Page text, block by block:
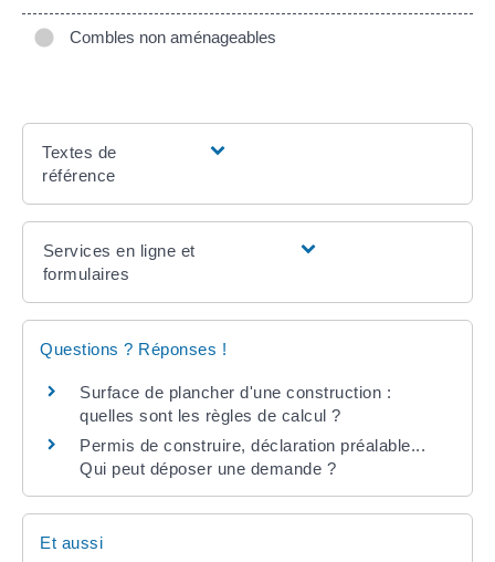
Combles non aménageables
Textes de
référence
Services en ligne et
formulaires
Questions ? Réponses !
Surface de plancher d'une construction :
quelles sont les règles de calcul ?
Permis de construire, déclaration préalable...
Qui peut déposer une demande ?
Et aussi